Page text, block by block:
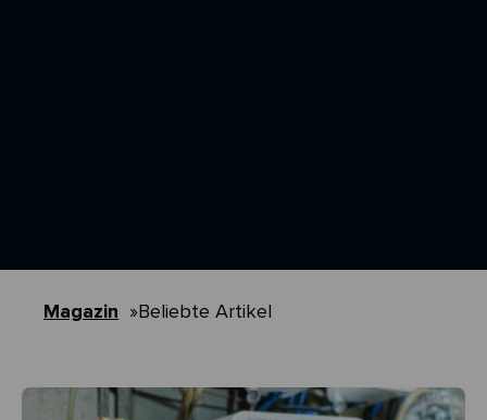
Magazin »Beliebte Artikel